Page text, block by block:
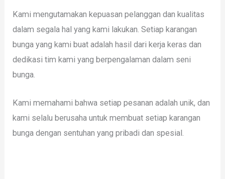
Kami mengutamakan kepuasan pelanggan dan kualitas
dalam segala hal yang kami lakukan. Setiap karangan
bunga yang kami buat adalah hasil dari kerja keras dan
dedikasi tim kami yang berpengalaman dalam seni
bunga.
Kami memahami bahwa setiap pesanan adalah unik, dan
kami selalu berusaha untuk membuat setiap karangan
bunga dengan sentuhan yang pribadi dan spesial.